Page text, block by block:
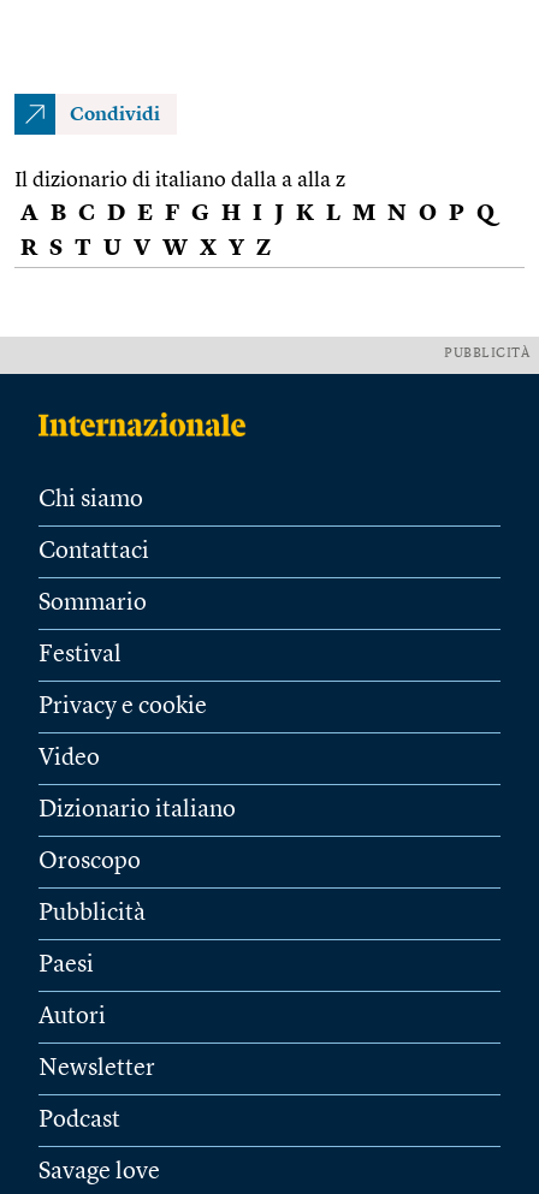
Condividi
Il dizionario di italiano dalla a alla z
A B C D E F G H I J K L M N O P Q
R S T U V W X Y Z
PUBBLICITÀ
Chi siamo
Contattaci
Sommario
Festival
Privacy e cookie
Video
Dizionario italiano
Oroscopo
Pubblicità
Paesi
Autori
Newsletter
Podcast
Savage love